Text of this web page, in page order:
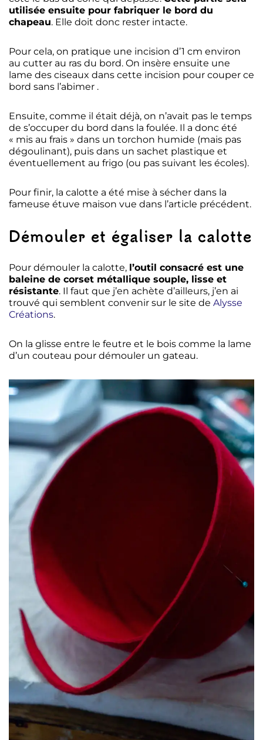
utilisée ensuite pour fabriquer le bord du
chapeau. Elle doit donc rester intacte.
Pour cela, on pratique une incision d’1 cm environ
au cutter au ras du bord. On insère ensuite une
lame des ciseaux dans cette incision pour couper ce
bord sans l’abimer .
Ensuite, comme il était déjà, on n’avait pas le temps
de s’occuper du bord dans la foulée. Il a donc été
« mis au frais » dans un torchon humide (mais pas
dégoulinant), puis dans un sachet plastique et
éventuellement au frigo (ou pas suivant les écoles).
Pour finir, la calotte a été mise à sécher dans la
fameuse étuve maison vue dans l’article précédent.
Démouler et égaliser la calotte
Pour démouler la calotte, l’outil consacré est une
baleine de corset métallique souple, lisse et
résistante. Il faut que j’en achète d’ailleurs, j’en ai
trouvé qui semblent convenir sur le site de Alysse
Créations.
On la glisse entre le feutre et le bois comme la lame
d’un couteau pour démouler un gateau.